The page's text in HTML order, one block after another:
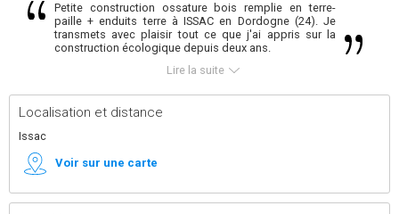
Petite construction ossature bois remplie en terre-
paille + enduits terre à ISSAC en Dordogne (24). Je
transmets avec plaisir tout ce que j'ai appris sur la
construction écologique depuis deux ans.
Lire la suite
Localisation et distance
Issac
Voir sur une carte